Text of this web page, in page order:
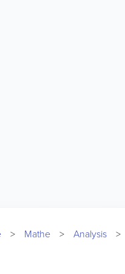
Mathe Analysis